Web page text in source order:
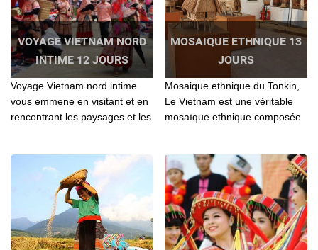
VOYAGE VIETNAM NORD
INTIME 12 JOURS
Voyage Vietnam nord intime
vous emmene en visitant et en
rencontrant les paysages et les
MOSAIQUE ETHNIQUE 13
JOURS
Mosaique ethnique du Tonkin,
Le Vietnam est une véritable
mosaïque ethnique composée